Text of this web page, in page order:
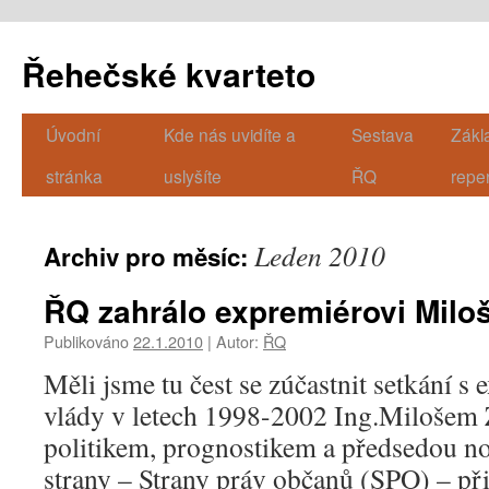
Řehečské kvarteto
Přejít
webu
Úvodní
stránka
Kde nás uvidíte a
uslyšíte
Sestava
ŘQ
Archiv pro měsíc: Leden 2010
ŘQ zahrálo expremiérovi
Publikováno22.1.2010 | Autor: ŘQ
Měli jsme tu čest se zúčastnit setkání s
vlády v letech 1998-2002 Ing.Milošem
politikem, prognostikem a předsedou
strany – Strany práv občanů (SPO) –